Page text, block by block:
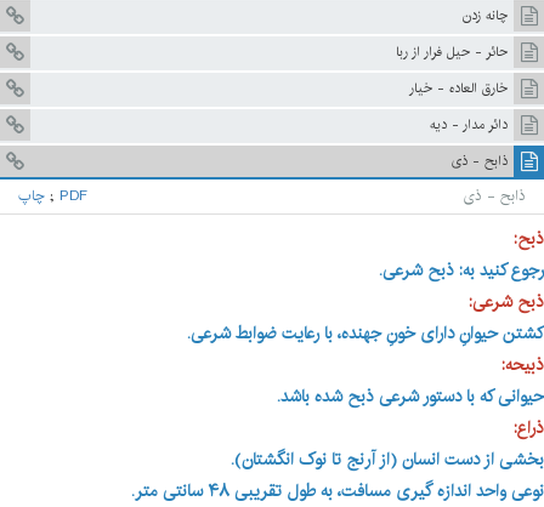
چانه زدن
حائر - حيل فرار از ربا
خارق العاده - خيار
دائر مدار - ديه
ذابح - ذى
ذابح - ذى چاپ ; PDF
ذبح:
رجوع کنید به: ذبح شرعی.
ذبح شرعی:
کشتن حیوانِ دارای خونِ جهنده، با رعایت ضوابط شرعی.
ذبیحه:
حیوانی که با دستور شرعی ذبح شده باشد.
ذراع:
بخشی از دست انسان (از آرنج تا نوک انگشتان).
نوعی واحد اندازه گیری مسافت، به طول تقریبی ۴۸ سانتی متر.